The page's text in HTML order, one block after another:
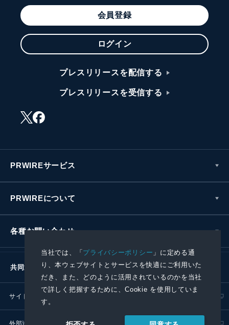
当社では、「プライバシーポリシー 」に定める通
り、本ウェブサイトとサービスを快適にご利用いた
だき、また、どのように活用されているのかを当社
で詳しく把握するために、Cookie を使用していま
す。
会員登録
ログイン
プレスリリースを配信する
プレスリリースを受信する
PRWIREサービス
PRWIREについて
各種お問い合わせ
共同通信社グループ
サイトポリシー
外部送信ポリシー プレスリリース取扱基準